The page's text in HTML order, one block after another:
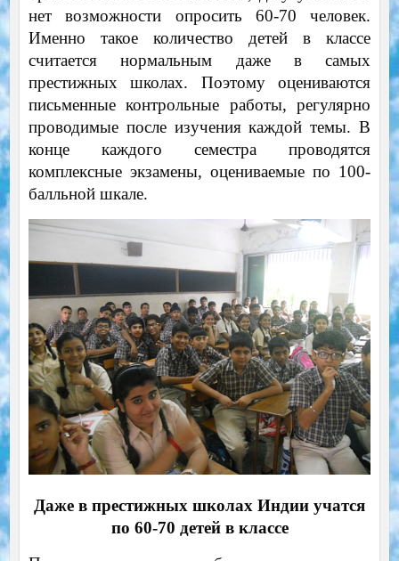
нет возможности опросить 60-70 человек.
Именно такое количество детей в классе
считается нормальным даже в самых
престижных школах. Поэтому оцениваются
письменные контрольные работы, регулярно
проводимые после изучения каждой темы. В
конце каждого семестра проводятся
комплексные экзамены, оцениваемые по 100-
балльной шкале.
Даже в престижных школах Индии учатся
по 60-70 детей в классе